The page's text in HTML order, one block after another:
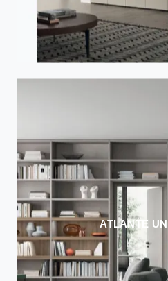
ATLANTE